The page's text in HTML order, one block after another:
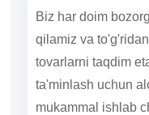
Biz har doim
qilamiz va
tovarlarni taqdim
ta'minlash uchun
mukammal ishlab